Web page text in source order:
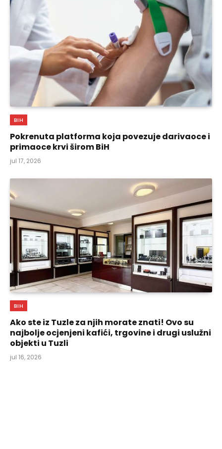
BIH
Pokrenuta platforma koja povezuje darivaoce i
primaoce krvi širom BiH
jul 17, 2026
BIH
Ako ste iz Tuzle za njih morate znati! Ovo su
najbolje ocjenjeni kafići, trgovine i drugi uslužni
objekti u Tuzli
jul 16, 2026